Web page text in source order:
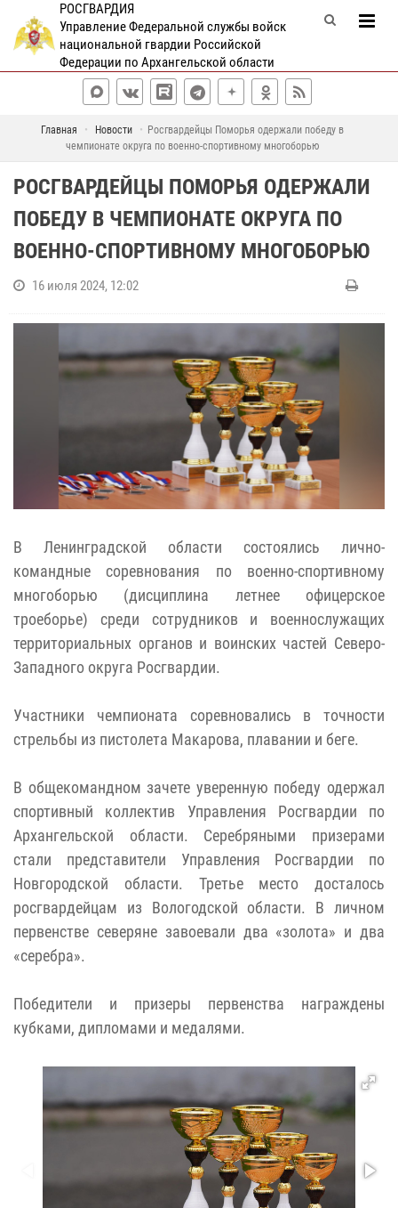
РОСГВАРДИЯ
Управление Федеральной службы войск
национальной гвардии Российской
Федерации по Архангельской области
Главная Новости
Росгвардейцы Поморья одержали победу в
чемпионате округа по военно-спортивному многоборью
РОСГВАРДЕЙЦЫ ПОМОРЬЯ ОДЕРЖАЛИ
ПОБЕДУ В ЧЕМПИОНАТЕ ОКРУГА ПО
ВОЕННО-СПОРТИВНОМУ МНОГОБОРЬЮ
16 июля 2024, 12:02
В Ленинградской области состоялись лично-
командные соревнования по военно-спортивному
многоборью (дисциплина летнее офицерское
троеборье) среди сотрудников и военнослужащих
территориальных органов и воинских частей Северо-
Западного округа Росгвардии.
Участники чемпионата соревновались в точности
стрельбы из пистолета Макарова, плавании и беге.
В общекомандном зачете уверенную победу одержал
спортивный коллектив Управления Росгвардии по
Архангельской области. Серебряными призерами
стали представители Управления Росгвардии по
Новгородской области. Третье место досталось
росгвардейцам из Вологодской области. В личном
первенстве северяне завоевали два «золота» и два
«серебра».
Победители и призеры первенства награждены
кубками, дипломами и медалями.